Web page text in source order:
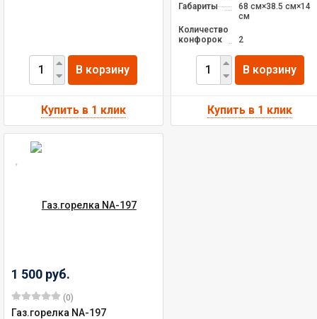
В корзину
Габариты
68 см×38.5 см×14
см
Количество
конфорок
2
В корзину
1 500 руб.
(0)
Газ.горелка NA-197